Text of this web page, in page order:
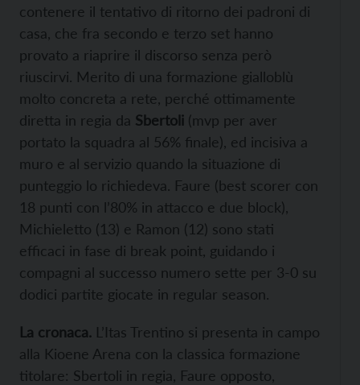
contenere il tentativo di ritorno dei padroni di
casa, che fra secondo e terzo set hanno
provato a riaprire il discorso senza però
riuscirvi. Merito di una formazione gialloblù
molto concreta a rete, perché ottimamente
diretta in regia da Sbertoli (mvp per aver
portato la squadra al 56% finale), ed incisiva a
muro e al servizio quando la situazione di
punteggio lo richiedeva. Faure (best scorer con
18 punti con l’80% in attacco e due block),
Michieletto (13) e Ramon (12) sono stati
efficaci in fase di break point, guidando i
compagni al successo numero sette per 3-0 su
dodici partite giocate in regular season.
La cronaca. L’Itas Trentino si presenta in campo
alla Kioene Arena con la classica formazione
titolare: Sbertoli in regia, Faure opposto,